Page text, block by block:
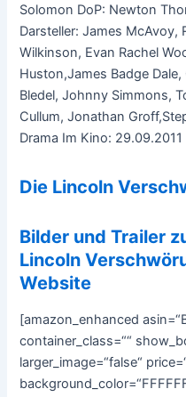
Solomon DoP: Newton
Darsteller: James McAvoy,
Wilkinson, Evan Rachel
Huston,James Badge
Bledel, Johnny Simmons,
Cullum, Jonathan
Drama Im Kino: 29.09.2011
Die Lincoln
Bilder und Trailer
Lincoln
Website
[amazon_enhanced
container_class=““
larger_image=“false“